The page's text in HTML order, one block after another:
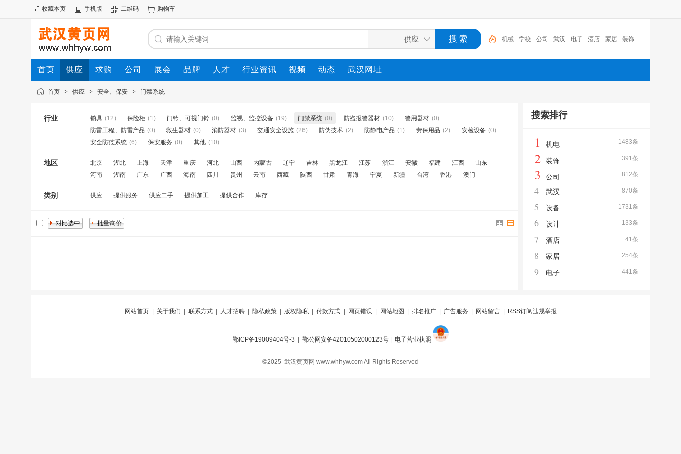
收藏本页 手机版 二维码 购物车
机械 学校 公司 武汉 电子 酒店 家居 装饰
建筑 设计
首页 供应 求购 公司 展会 品牌 人才 行业资讯 视频 动态 武汉网址
首页 > 供应 > 安全、保安 > 门禁系统
行业 锁具 (12) 保险柜 (1) 门铃、可视门铃 (0) 监视、监控设备 (19) 门禁系统 (0) 防盗报警器材 (10) 警用器材 (0)
防雷工程、防雷产品 (0) 救生器材 (0) 消防器材 (3) 交通安全设施 (26) 防伪技术 (2) 防静电产品 (1) 劳保用品 (2) 安检设备 (0)
安全防范系统 (6) 保安服务 (0) 其他 (10)
地区 北京 湖北 上海 天津 重庆 河北 山西 内蒙古 辽宁 吉林 黑龙江 江苏 浙江 安徽 福建 江西
山东
河南
湖南 广东 广西 海南 四川 贵州 云南 西藏 陕西 甘肃 青海 宁夏 新疆 台湾 香港 澳门
类别 供应 提供服务 供应二手 提供加工 提供合作 库存
搜索排行
1483条
1 机电
391条
2 装饰
812条
3 公司
870条
4 武汉
1731条
5 设备
133条
6 设计
41条
7 酒店
254条
8 家居
441条
9 电子
网站首页| 关于我们 联系方式| 人才招聘| 隐私政策| 版权隐私| 付款方式| 网页错误| 网站地图 排名推广| 广告服务 网站留言| RSS订阅违规举报
鄂ICP备19009404号-3 鄂公网安备42010502000123号| 电子营业执照
©2025 武汉黄页网 www.whhyw.com All Rights Reserved